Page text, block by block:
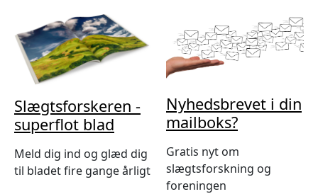
Slægtsforskeren -
superflot blad
Meld dig ind og glæd dig
til bladet fire gange årligt
Nyhedsbrevet i din
mailboks?
Gratis nyt om
slægtsforskning og
foreningen